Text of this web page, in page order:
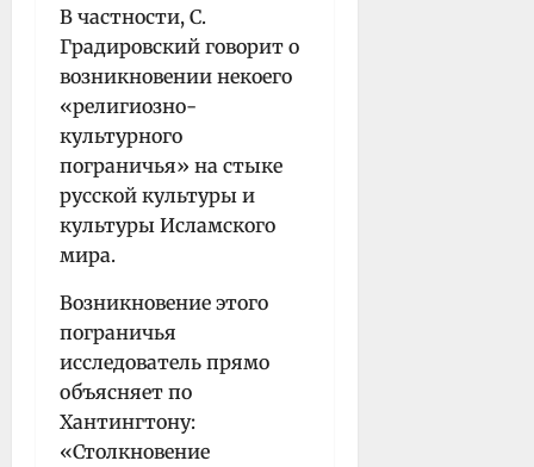
В частности, С.
Градировский говорит о
возникновении некоего
«религиозно-
культурного
пограничья» на стыке
русской культуры и
культуры Исламского
мира.
Возникновение этого
пограничья
исследователь прямо
объясняет по
Хантингтону:
«Столкновение